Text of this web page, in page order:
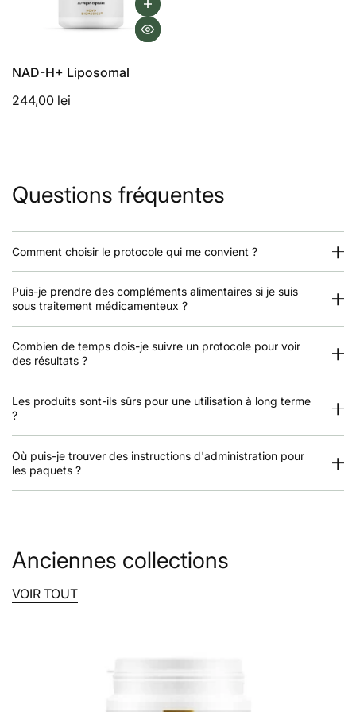
NAD-H+ Liposomal
244,00 lei
Questions fréquentes
Comment choisir le protocole qui me convient ?
Puis-je prendre des compléments alimentaires si je suis
sous traitement médicamenteux ?
Combien de temps dois-je suivre un protocole pour voir
des résultats ?
Les produits sont-ils sûrs pour une utilisation à long terme
?
Où puis-je trouver des instructions d'administration pour
les paquets ?
Anciennes collections
VOIR TOUT